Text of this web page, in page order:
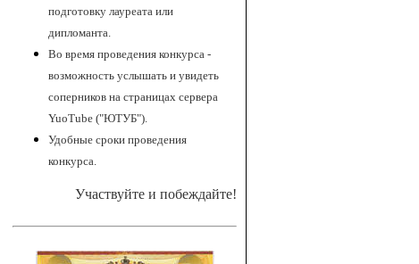
подготовку лауреата или
дипломанта.
Во время проведения конкурса -
возможность услышать и увидеть
соперников на страницах сервера
YuoTube ("ЮТУБ").
Удобные сроки проведения
конкурса.
Участвуйте и побеждайте!